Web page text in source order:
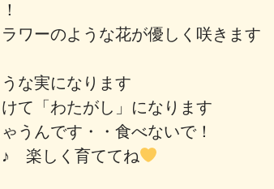
！
ワーのような花が優しく咲きます
うな実になります
て「わたがし」になります
うんです・・食べないで！
♪ 楽しく育ててね